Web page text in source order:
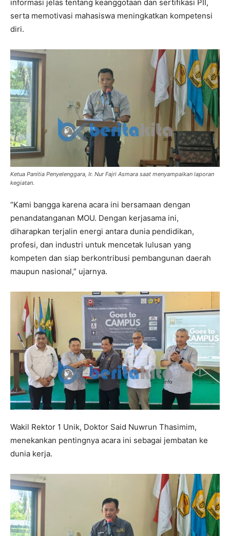
informasi jelas tentang keanggotaan dan sertifikasi PII,
serta memotivasi mahasiswa meningkatkan kompetensi
diri.
Ketua Panitia Penyelenggara, Ir. Nur Fajri Asmara saat menyampaikan laporan
kegiatan.
“Kami bangga karena acara ini bersamaan dengan
penandatanganan MOU. Dengan kerjasama ini,
diharapkan terjalin energi antara dunia pendidikan,
profesi, dan industri untuk mencetak lulusan yang
kompeten dan siap berkontribusi pembangunan daerah
maupun nasional,” ujarnya.
Wakil Rektor 1 Unik, Doktor Said Nuwrun Thasimim,
menekankan pentingnya acara ini sebagai jembatan ke
dunia kerja.